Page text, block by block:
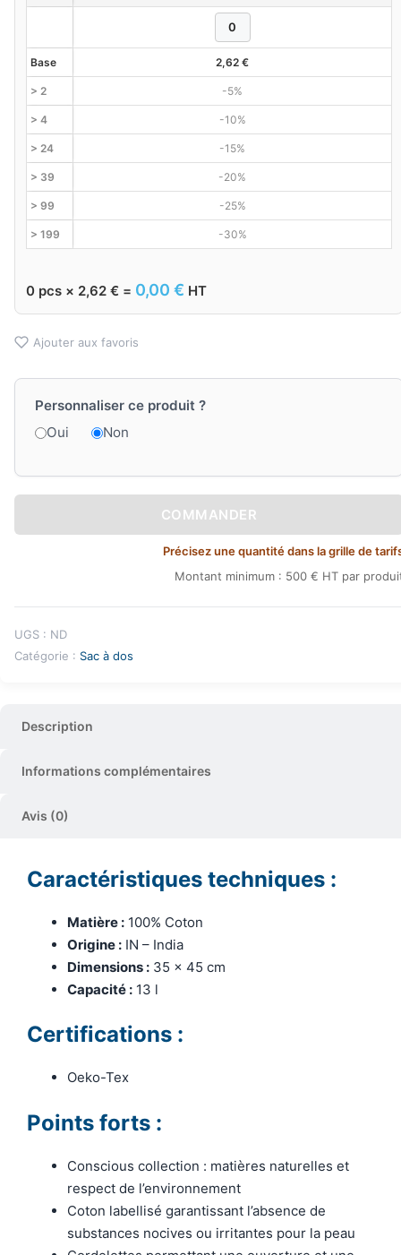
Base 2,62 €
> 2 -5%
> 4 -10%
> 24 -15%
> 39 -20%
> 99 -25%
> 199 -30%
0 pcs × 2,62 € = 0,00 € HT
Ajouter aux favoris
Personnaliser ce produit ?
Oui
Non
COMMANDER
Précisez une quantité dans la grille de
Montant minimum : 500 € HT par
UGS : ND
Catégorie : Sac à dos
Description
Informations complémentaires
Avis (0)
Caractéristiques techniques :
Matière : 100% Coton
Origine : IN – India
Dimensions : 35 x 45 cm
Capacité : 13 l
Certifications :
Oeko-Tex
Points forts :
Conscious collection : matières naturelles et
respect de l’environnement
Coton labellisé garantissant l’absence de
substances nocives ou irritantes pour la peau